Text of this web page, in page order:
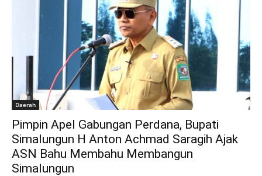
Daerah
Pimpin Apel Gabungan Perdana, Bupati
Simalungun H Anton Achmad Saragih Ajak
ASN Bahu Membahu Membangun
Simalungun